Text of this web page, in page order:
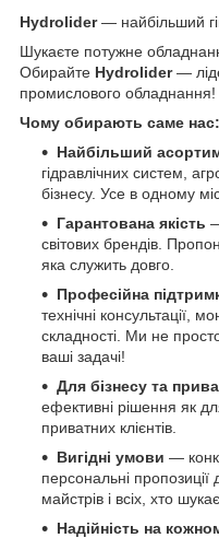
Hydrolider— найбільший
Шукаєте потужне
Обирайте Hydrolider—
промислового обладнання!
Чому обирають саме нас:
Найбільший
гідравлічних систем,
бізнесу. Усе в одному
Гарантована якість
світових брендів.
яка служить довго.
Професійна
технічні консультації,
складності. Ми не
ваші задачі!
Для бізнесу та
ефективні рішення як
приватних клієнтів.
Вигідні умови —
персональні пропозиції
майстрів і всіх, хто
Надійність на